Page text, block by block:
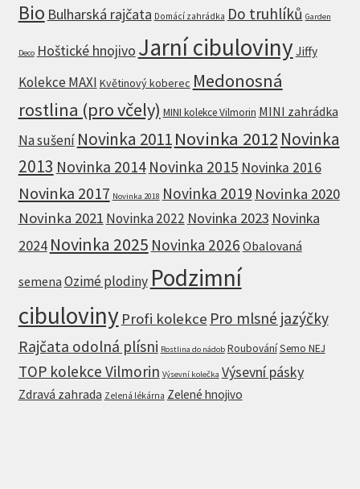
Bio Bulharská rajčata Domácí zahrádka Do truhlíků Garden
Deco Hoštické hnojivo Jarní cibuloviny Jiffy
Kolekce MAXI Květinový koberec Medonosná
rostlina (pro včely) MINI kolekce Vilmorin MINI zahrádka
Na sušení Novinka 2011Novinka 2012 Novinka
2013 Novinka 2014 Novinka 2015 Novinka 2016
Novinka 2017 Novinka 2018 Novinka 2019 Novinka 2020
Novinka 2021 Novinka 2022 Novinka 2023 Novinka
2024 Novinka 2025 Novinka 2026 Obalovaná
semena Ozimé plodiny Podzimní
cibuloviny Profi kolekce Pro mlsné jazýčky
Rajčata odolná plísni Rostlina do nádob RoubováníSemo NEJ
TOP kolekce Vilmorin Výsevní kolečka Výsevní pásky
Zdravá zahrada Zelená lékárna Zelené hnojivo